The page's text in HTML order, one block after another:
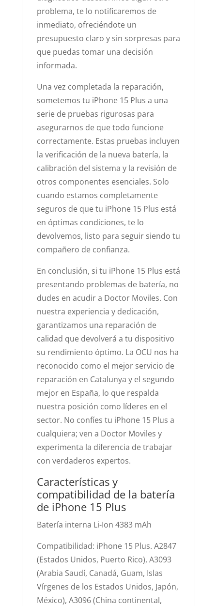
problema, te lo notificaremos de
inmediato, ofreciéndote un
presupuesto claro y sin sorpresas para
que puedas tomar una decisión
informada.
Una vez completada la reparación,
sometemos tu iPhone 15 Plus a una
serie de pruebas rigurosas para
asegurarnos de que todo funcione
correctamente. Estas pruebas incluyen
la verificación de la nueva batería, la
calibración del sistema y la revisión de
otros componentes esenciales. Solo
cuando estamos completamente
seguros de que tu iPhone 15 Plus está
en óptimas condiciones, te lo
devolvemos, listo para seguir siendo tu
compañero de confianza.
En conclusión, si tu iPhone 15 Plus está
presentando problemas de batería, no
dudes en acudir a Doctor Moviles. Con
nuestra experiencia y dedicación,
garantizamos una reparación de
calidad que devolverá a tu dispositivo
su rendimiento óptimo. La OCU nos ha
reconocido como el mejor servicio de
reparación en Catalunya y el segundo
mejor en España, lo que respalda
nuestra posición como líderes en el
sector. No confíes tu iPhone 15 Plus a
cualquiera; ven a Doctor Moviles y
experimenta la diferencia de trabajar
con verdaderos expertos.
Características y
compatibilidad de la batería
de iPhone 15 Plus
Batería interna Li-Ion 4383 mAh
Compatibilidad: iPhone 15 Plus. A2847
(Estados Unidos, Puerto Rico), A3093
(Arabia Saudí, Canadá, Guam, Islas
Vírgenes de los Estados Unidos, Japón,
México), A3096 (China continental,